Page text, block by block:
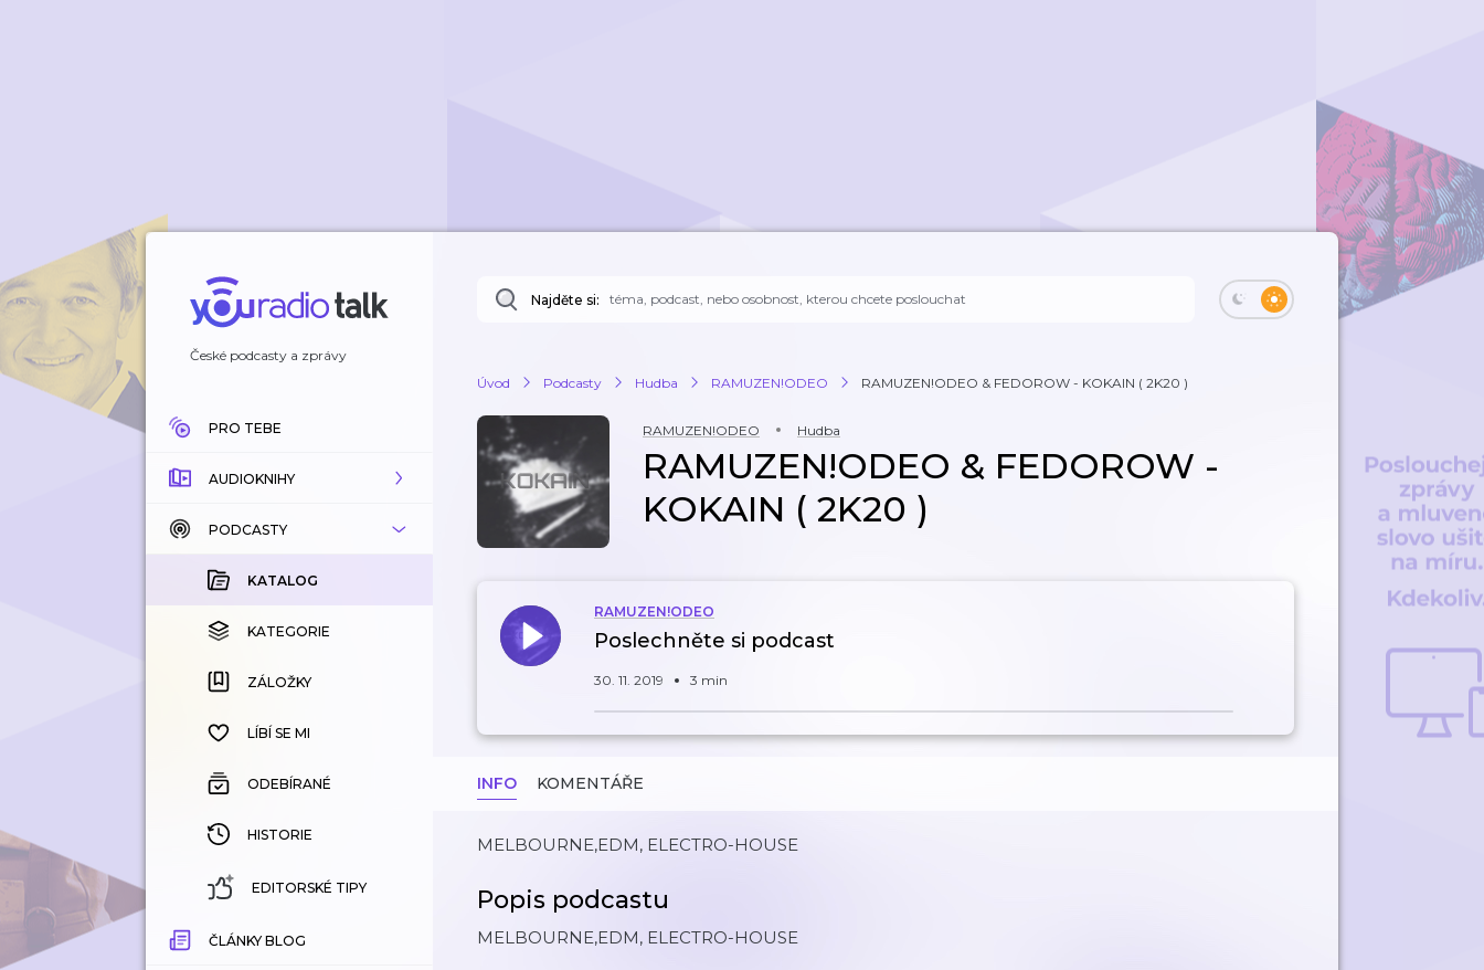
České podcasty a zprávy
PRO TEBE
AUDIOKNIHY
KATALOG
KOUPENÉ
KATEGORIE
ZÁLOŽKY
HISTORIE
PODCASTY
KATALOG
KATEGORIE
ZÁLOŽKY
LÍBÍ SE MI
ODEBÍRANÉ
HISTORIE
EDITORSKÉ TIPY
ČLÁNKY BLOG
Najděte si:
Úvod Podcasty Hudba RAMUZEN!ODEO RAMUZEN!ODEO & FEDOROW - KOKAIN ( 2K20 )
RAMUZEN!ODEO Hudba
RAMUZEN!ODEO & FEDOROW -
KOKAIN ( 2K20 )
RAMUZEN!ODEO
Poslechněte si podcast
30. 11. 2019 3 min
INFO KOMENTÁŘE
MELBOURNE,EDM, ELECTRO-HOUSE
Popis podcastu
MELBOURNE,EDM, ELECTRO-HOUSE